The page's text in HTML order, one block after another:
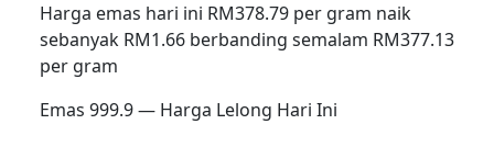
Harga emas hari ini RM378.79 per gram naik
sebanyak RM1.66 berbanding semalam RM377.13
per gram
Emas 999.9 — Harga Lelong Hari Ini